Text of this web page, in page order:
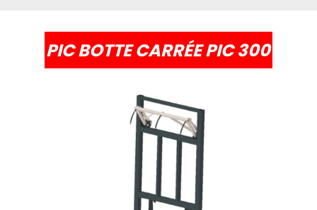
PIC BOTTE CARRÉE PIC 300